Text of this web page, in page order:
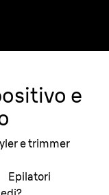
e
e trimmer
Epilatori